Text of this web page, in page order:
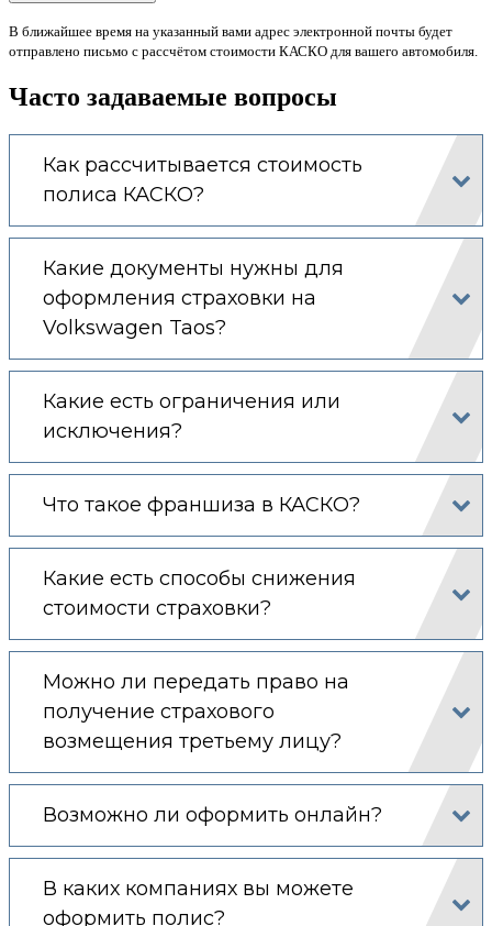
В ближайшее время на указанный вами адрес электронной почты будет
отправлено письмо с рассчётом стоимости КАСКО для вашего автомобиля.
Часто задаваемые вопросы
Как рассчитывается стоимость
полиса КАСКО?
Какие документы нужны для
оформления страховки на
Volkswagen Taos?
Какие есть ограничения или
исключения?
Что такое франшиза в КАСКО?
Какие есть способы снижения
стоимости страховки?
Можно ли передать право на
получение страхового
возмещения третьему лицу?
Возможно ли оформить онлайн?
В каких компаниях вы можете
оформить полис?